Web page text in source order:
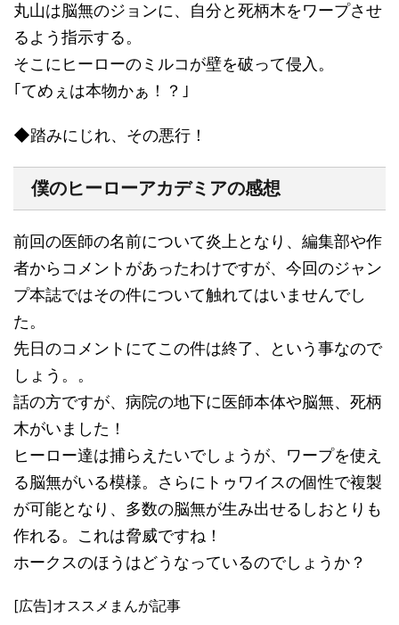
丸山は脳無のジョンに、自分と死柄木をワープさせ
るよう指示する。
そこにヒーローのミルコが壁を破って侵入。
｢てめぇは本物かぁ！？｣
◆踏みにじれ、その悪行！
僕のヒーローアカデミアの感想
前回の医師の名前について炎上となり、編集部や作
者からコメントがあったわけですが、今回のジャン
プ本誌ではその件について触れてはいませんでし
た。
先日のコメントにてこの件は終了、という事なので
しょう。。
話の方ですが、病院の地下に医師本体や脳無、死柄
木がいました！
ヒーロー達は捕らえたいでしょうが、ワープを使え
る脳無がいる模様。さらにトゥワイスの個性で複製
が可能となり、多数の脳無が生み出せるしおとりも
作れる。これは脅威ですね！
ホークスのほうはどうなっているのでしょうか？
[広告]オススメまんが記事